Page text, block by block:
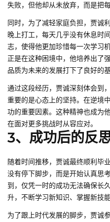
失败，但他却从未放弃，而是把
同时，为了减轻家庭负担，贾诚
晚上打工，每天几乎没有休息时
志，使得他更加珍惜每一次学习
正是在这种困境中，他培养出了
品质为未来的发展打下了良好的基
通过这段经历，贾诚深刻体会到
重要的是心态上的坚持。在逆境
功的重要因素。这种精神也成为
在面对更多挑战时从容应对。
3、成功后的反
随着时间推移，贾诚最终顺利毕
没有停下脚步，而是开始认真思
到，仅凭一时的成功无法确保长
升，不断学习新知识、掌握新技能
为了跟上时代发展的脚步，贾诚